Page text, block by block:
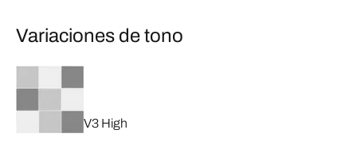
Variaciones de tono
V3 High